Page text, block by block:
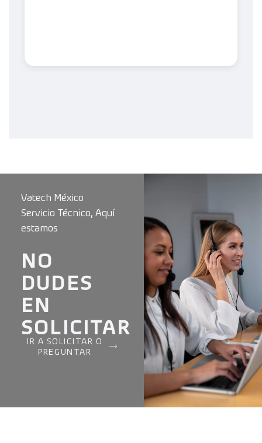
Vatech México
Servicio Técnico, Aquí
estamos
NO
DUDES
EN
SOLICITAR
IR A SOLICITAR O
PREGUNTAR